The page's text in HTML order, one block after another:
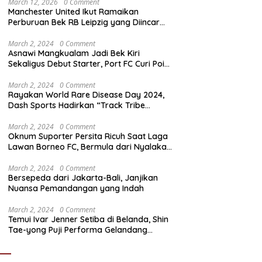
March 12, 2026 0 Comment
Manchester United Ikut Ramaikan
Perburuan Bek RB Leipzig yang Diincar
March 2, 2024 0 Comment
Asnawi Mangkualam Jadi Bek Kiri
Sekaligus Debut Starter, Port FC Curi Poin
March 2, 2024 0 Comment
Rayakan World Rare Disease Day 2024,
Dash Sports Hadirkan “Track Tribe
March 2, 2024 0 Comment
Oknum Suporter Persita Ricuh Saat Laga
Lawan Borneo FC, Bermula dari Nyalakan
March 2, 2024 0 Comment
Bersepeda dari Jakarta-Bali, Janjikan
Nuansa Pemandangan yang Indah
March 2, 2024 0 Comment
Temui Ivar Jenner Setiba di Belanda, Shin
Tae-yong Puji Performa Gelandang